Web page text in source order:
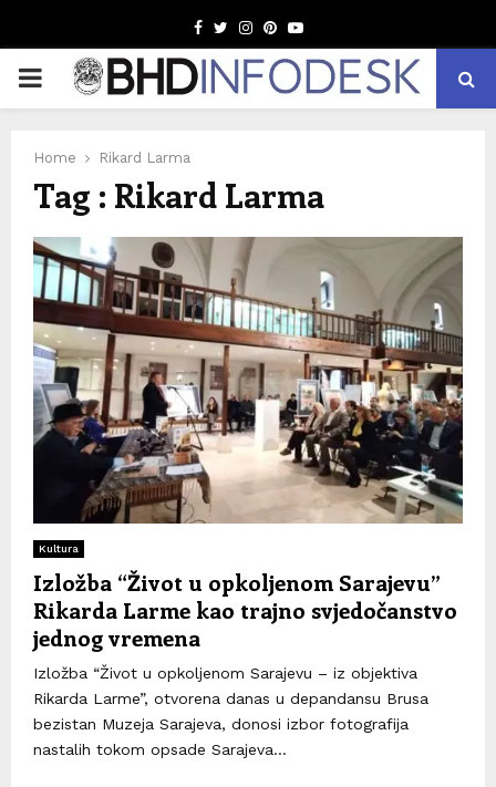
Facebook
TwitterInstagram
Pinterest
Youtube
PRIMARY
Home Rikard Larma
Tag : Rikard Larma
Kultura
Izložba “Život u opkoljenom Sarajevu”
Rikarda Larme kao trajno svjedočanstvo
jednog vremena
Izložba “Život u opkoljenom Sarajevu – iz objektiva
Rikarda Larme”, otvorena danas u depandansu Brusa
bezistan Muzeja Sarajeva, donosi izbor fotografija
nastalih tokom opsade Sarajeva...